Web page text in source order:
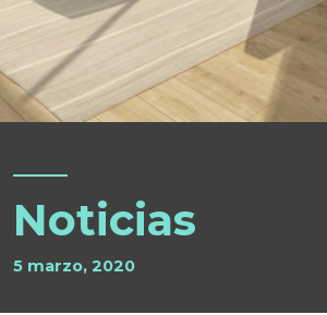
Noticias
5 marzo, 2020